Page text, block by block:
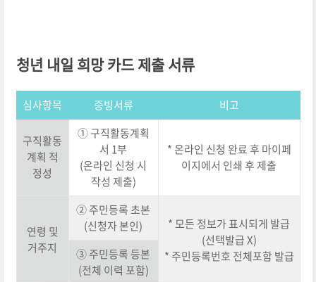
청년 내일 희망 카드 제출 서류
심사항목 증빙서류 비고
구직활동
계획 적
정성
① 구직활동계획
서 1부
(온라인 신청 시
작성 제출)
* 온라인 신청 완료 후 마이페
이지에서 인쇄 후 제출
연령 및
거주지
② 주민등록 초본
(신청자 본인)
* 모든 정보가 표시되게 발급
(선택발급 X)
* 주민등록번호 전체포함 발급
③ 주민등록 등본
(전체 이력 포함)